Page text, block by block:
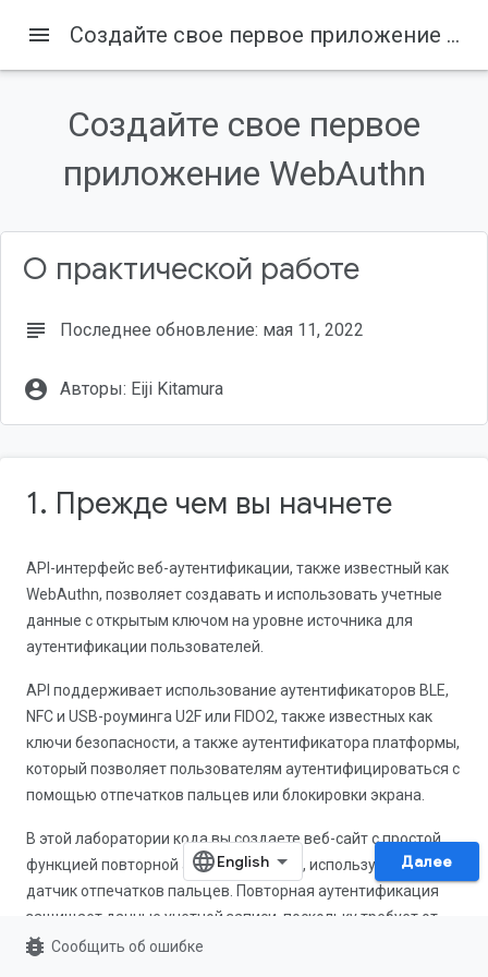
1. Прежде чем начать
Предпосылки
Что вам понадобится
menu Создайте свое первое приложение WebAuthn
Создайте свое первое
приложение WebAuthn
О практической работе
subject Последнее обновление: мая 11, 2022
account_circle Авторы: Eiji Kitamura
1. Прежде чем вы начнете
API-интерфейс веб-аутентификации, также известный как
WebAuthn, позволяет создавать и использовать учетные
данные с открытым ключом на уровне источника для
аутентификации пользователей.
API поддерживает использование аутентификаторов BLE,
NFC и USB-роуминга U2F или FIDO2, также известных как
ключи безопасности, а также аутентификатора платформы,
который позволяет пользователям аутентифицироваться с
помощью отпечатков пальцев или блокировки экрана.
В этой лаборатории кода вы создаете веб-сайт с простой
функцией повторной аутентификации, использующей
датчик отпечатков пальцев. Повторная аутентификация
защищает данные учетной записи, поскольку требует от
пользователей, которые уже вошли на веб-сайт, повторную
Далее
bug_report Сообщить об ошибке